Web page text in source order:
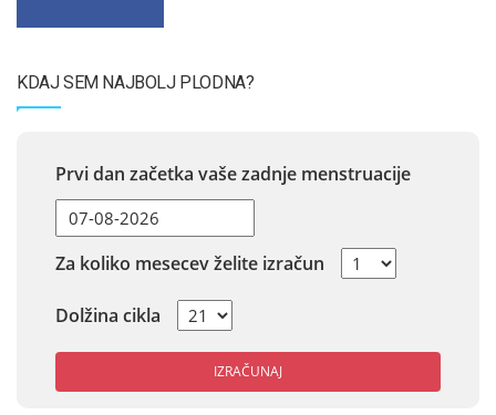
KDAJ SEM NAJBOLJ PLODNA?
Prvi dan začetka vaše zadnje menstruacije
Za koliko mesecev želite izračun
Dolžina cikla
IZRAČUNAJ